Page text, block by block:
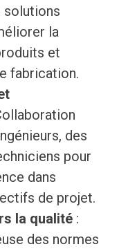
solutions
la
et
fabrication.
des
pour
dans
de projet.
la qualité:
des normes